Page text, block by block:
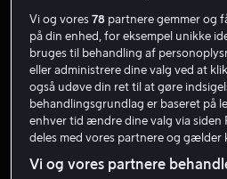
Jeremy
Skuespiller
Vi og vores78 partnere gemmer og
på din enhed, for eksempel unikke
bruges til behandling af
eller administrere dine valg ved at
også udøve din ret til at gøre
behandlingsgrundlag er baseret på
enhver tid ændre dine valg via siden
deles med vores partnere og gælder
Vi og vores partnere